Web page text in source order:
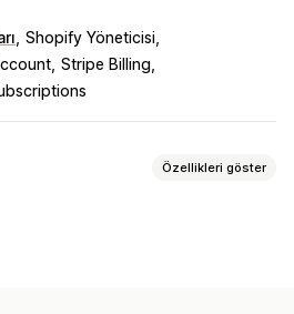
Shopify Yöneticisi
Stripe Billing
Özellikleri göster